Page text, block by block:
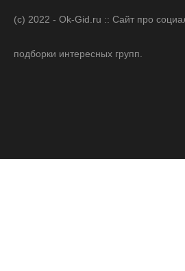
(c) 2022 - Ok-Gid.ru :: Сайт про
подборки интересных групп.